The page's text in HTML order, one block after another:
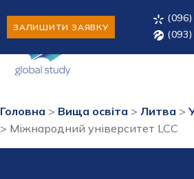
ЗАЛИШИТИ ЗАЯВКУ
(096)
(093)
Головна > Вища освіта > Литва >
> Міжнародний університет LCC